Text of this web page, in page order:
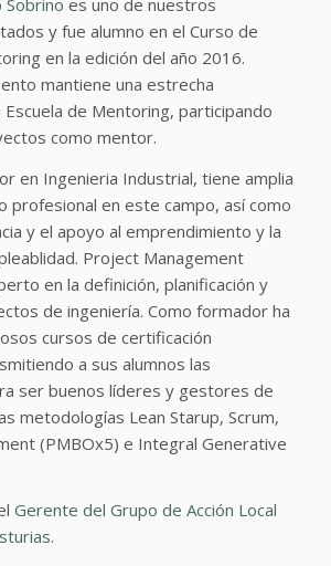
y fue alumno en el Curso de
en la edición del año 2016.
mantiene una estrecha
Escuela de Mentoring, participando
como mentor.
en Ingenieria Industrial, tiene amplia
profesional en este campo, así como
y el apoyo al emprendimiento y la
Project Management
en la definición, planificación y
de ingeniería. Como formador ha
cursos de certificación
a sus alumnos las
ser buenos líderes y gestores de
metodologías Lean Starup, Scrum,
(PMBOx5) e Integral Generative
Gerente del Grupo de Acción Local